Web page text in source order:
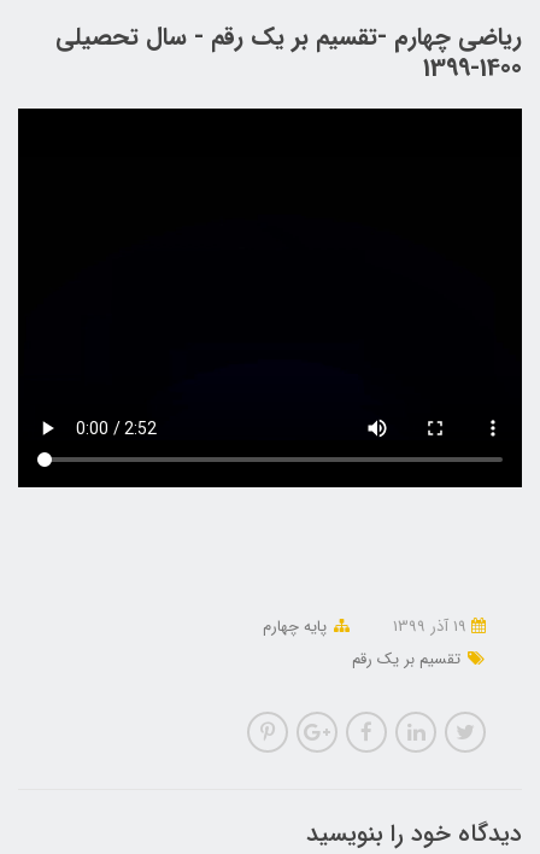
ریاضی چهارم -تقسیم بر یک رقم - سال تحصیلی
1400-1399
پایه چهارم
تقسیم بر یک رقم
دیدگاه خود را بنویسید